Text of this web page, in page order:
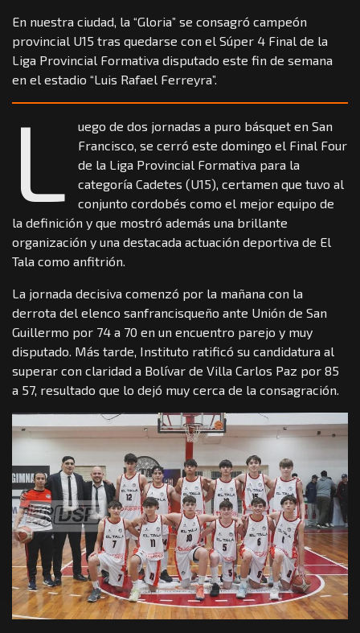
En nuestra ciudad, la “Gloria” se consagró campeón
provincial U15 tras quedarse con el Súper 4 Final de la
Liga Provincial Formativa disputado este fin de semana
en el estadio “Luis Rafael Ferreyra”.
L
uego de dos jornadas a puro básquet en San
Francisco, se cerró este domingo el Final Four
de la Liga Provincial Formativa para la
categoría Cadetes (U15), certamen que tuvo al
conjunto cordobés como el mejor equipo de
la definición y que mostró además una brillante
organización y una destacada actuación deportiva de El
Tala como anfitrión.
La jornada decisiva comenzó por la mañana con la
derrota del elenco sanfrancisqueño ante Unión de San
Guillermo por 74 a 70 en un encuentro parejo y muy
disputado. Más tarde, Instituto ratificó su candidatura al
superar con claridad a Bolívar de Villa Carlos Paz por 85
a 57, resultado que lo dejó muy cerca de la consagración.